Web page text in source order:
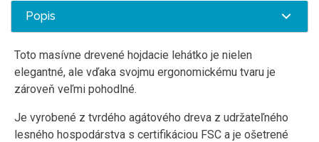
Popis
Toto masívne drevené hojdacie lehátko je nielen
elegantné, ale vďaka svojmu ergonomickému tvaru je
zároveň veľmi pohodlné.
Je vyrobené z tvrdého agátového dreva z udržateľného
lesného hospodárstva s certifikáciou FSC a je ošetrené